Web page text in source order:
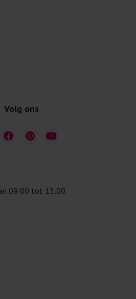
09:00 tot 13:00
Volg ons